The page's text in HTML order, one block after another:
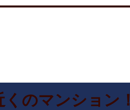
のマンション！